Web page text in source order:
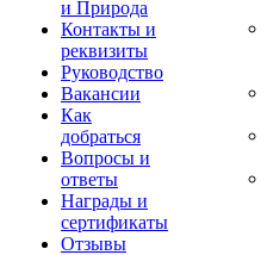
и Природа
Контакты и
реквизиты
Руководство
Вакансии
Как
добраться
Вопросы и
ответы
Награды и
сертификаты
Отзывы